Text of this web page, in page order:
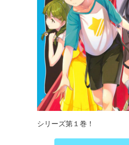
シリーズ第１巻！